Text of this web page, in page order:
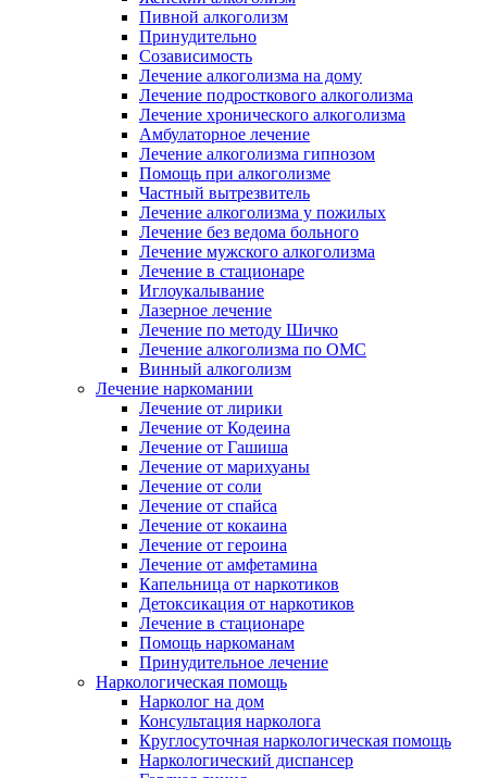
Пивной алкоголизм
Принудительно
Созависимость
Лечение алкоголизма на дому
Лечение подросткового алкоголизма
Лечение хронического алкоголизма
Амбулаторное лечение
Лечение алкоголизма гипнозом
Помощь при алкоголизме
Частный вытрезвитель
Лечение алкоголизма у пожилых
Лечение без ведома больного
Лечение мужского алкоголизма
Лечение в стационаре
Иглоукалывание
Лазерное лечение
Лечение по методу Шичко
Лечение алкоголизма по ОМС
Винный алкоголизм
Лечение наркомании
Лечение от лирики
Лечение от Кодеина
Лечение от Гашиша
Лечение от марихуаны
Лечение от соли
Лечение от спайса
Лечение от кокаина
Лечение от героина
Лечение от амфетамина
Капельница от наркотиков
Детоксикация от наркотиков
Лечение в стационаре
Помощь наркоманам
Принудительное лечение
Наркологическая помощь
Нарколог на дом
Консультация нарколога
Круглосуточная наркологическая помощь
Наркологический диспансер